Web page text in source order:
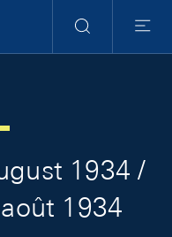
Ricerca
Menu
1934 /
1934